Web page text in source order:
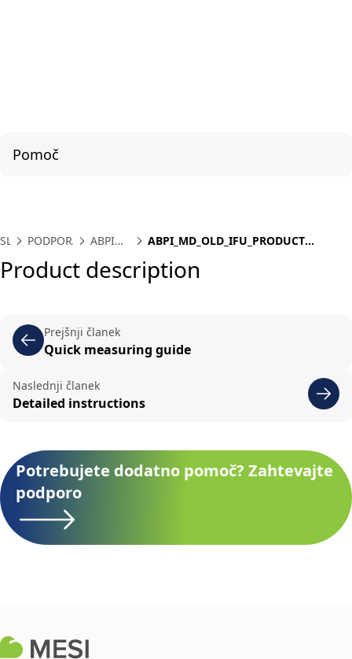
Pomoč
SL PODPORA
ABPI
ABPI_MD_OLD_IFU_PRODUCT
Product description
Prejšnji članek
Quick measuring guide
Naslednji članek
Detailed instructions
Potrebujete dodatno pomoč? Zahtevajte
podporo